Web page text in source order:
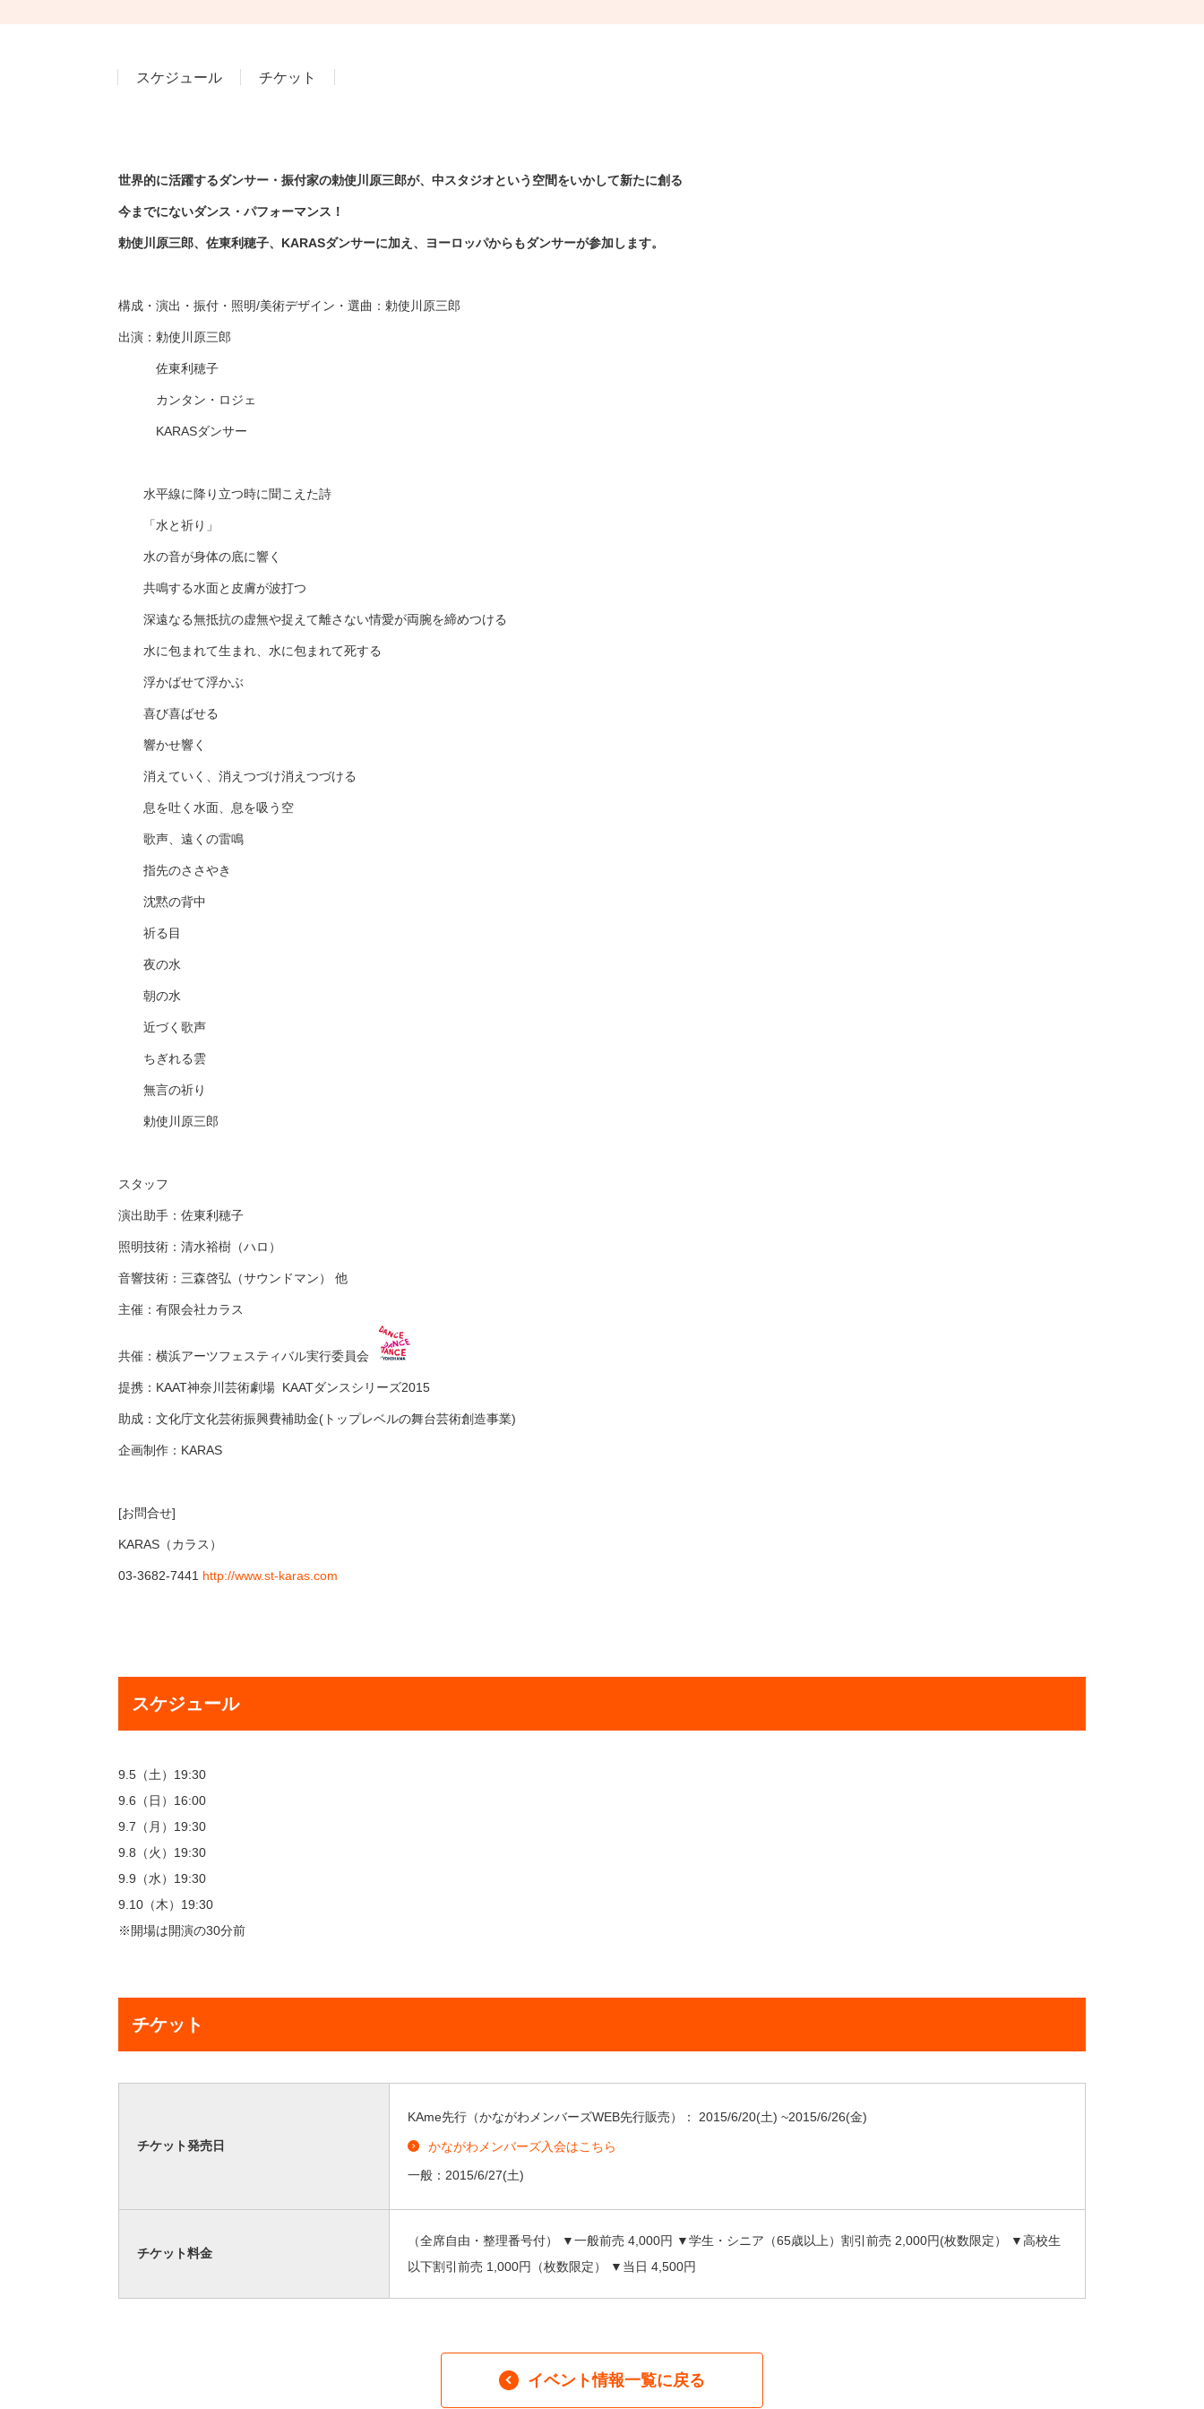
スケジュール チケット
世界的に活躍するダンサー・振付家の勅使川原三郎が、中スタジオという空間をいかして新たに創る
今までにないダンス・パフォーマンス！
勅使川原三郎、佐東利穂子、KARASダンサーに加え、ヨーロッパからもダンサーが参加します。
構成・演出・振付・照明/美術デザイン・選曲：勅使川原三郎
出演：勅使川原三郎
佐東利穂子
カンタン・ロジェ
KARASダンサー
水平線に降り立つ時に聞こえた詩
「水と祈り」
水の音が身体の底に響く
共鳴する水面と皮膚が波打つ
深遠なる無抵抗の虚無や捉えて離さない情愛が両腕を締めつける
水に包まれて生まれ、水に包まれて死する
浮かばせて浮かぶ
喜び喜ばせる
響かせ響く
消えていく、消えつづけ消えつづける
息を吐く水面、息を吸う空
歌声、遠くの雷鳴
指先のささやき
沈黙の背中
祈る目
夜の水
朝の水
近づく歌声
ちぎれる雲
無言の祈り
勅使川原三郎
スタッフ
演出助手：佐東利穂子
照明技術：清水裕樹（ハロ）
音響技術：三森啓弘（サウンドマン） 他
主催：有限会社カラス
共催：横浜アーツフェスティバル実行委員会
提携：KAAT神奈川芸術劇場 KAATダンスシリーズ2015
助成：文化庁文化芸術振興費補助金(トップレベルの舞台芸術創造事業)
企画制作：KARAS
[お問合せ]
KARAS（カラス）
03-3682-7441 http://www.st-karas.com
スケジュール
9.5（土）19:30
9.6（日）16:00
9.7（月）19:30
9.8（火）19:30
9.9（水）19:30
9.10（木）19:30
※開場は開演の30分前
チケット
チケット発売日
KAme先行（かながわメンバーズWEB先行販売）： 2015/6/20(土) ~2015/6/26(金)
かながわメンバーズ入会はこちら
一般： 2015/6/27(土)
チケット料金
（全席自由・整理番号付） ▼一般前売 4,000円 ▼学生・シニア（65歳以上）割引前売 2,000円(枚数限定） ▼高校生
以下割引前売 1,000円（枚数限定） ▼当日 4,500円
イベント情報一覧に戻る